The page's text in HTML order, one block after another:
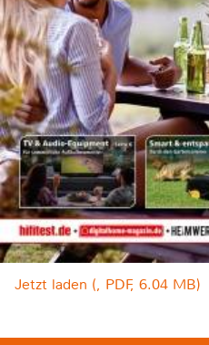
Jetzt laden (, PDF, 6.04 MB)